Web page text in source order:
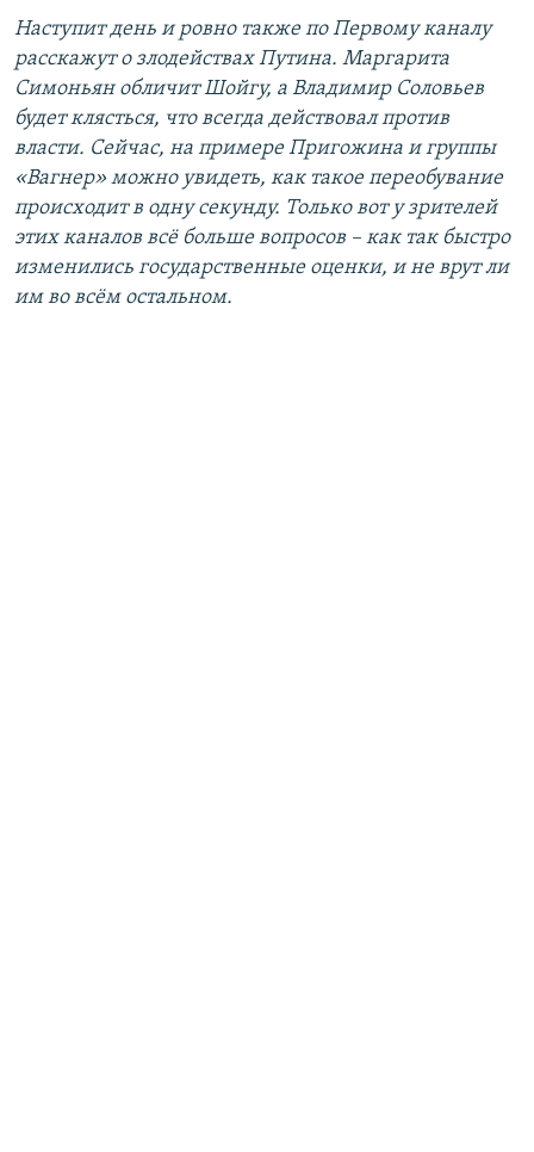
Наступит день и ровно также по Первому каналу
расскажут о злодействах Путина. Маргарита
Симоньян обличит Шойгу, а Владимир Соловьев
будет клясться, что всегда действовал против
власти. Сейчас, на примере Пригожина и группы
«Вагнер» можно увидеть, как такое переобувание
происходит в одну секунду. Только вот у зрителей
этих каналов всё больше вопросов – как так быстро
изменились государственные оценки, и не врут ли
им во всём остальном.